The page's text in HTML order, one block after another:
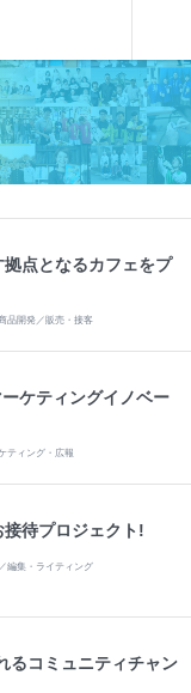
点となるカフェをプ
品開発／販売・接客
ケティングイノベー
ティング・広報
接待プロジェクト!
編集・ライティング
るコミュニティチャン